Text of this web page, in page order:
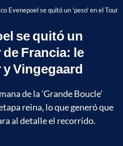
Evenepoel se quitó un 'peso' en el Tour
se quitó un
Francia: le
Vingegaard
de la 'Grande Boucle'
reina, lo que generó que
al detalle el recorrido.